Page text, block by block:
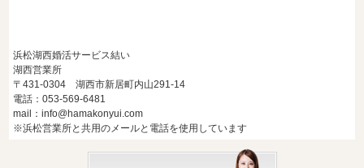
浜松湖西婚活サービス結い
湖西営業所
〒431-0304 湖西市新居町内山291-14
電話：053-569-6481
mail：info@hamakonyui.com
※浜松営業所と共用のメールと電話を使用しています